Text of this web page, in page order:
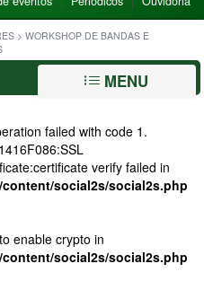
> WORKSHOP DE BANDAS E
MENU
failed with code 1.
verify failed in
social2s/social2s.php
enable crypto in
social2s/social2s.php